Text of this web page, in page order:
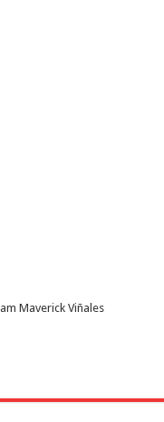
Maverick Viñales